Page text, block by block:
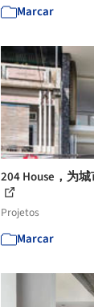
Marcar
204 House，为
Projetos
Marcar